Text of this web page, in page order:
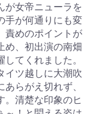
が女帝ニューラを
手が何通りにも変
責めのポイントが
め、初出演の南畑
てくれました。
イツ越しに大潮吹
らがえ切れず、
。清楚な印象のヒ